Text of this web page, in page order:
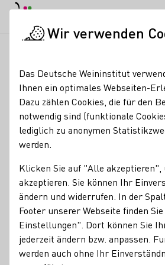
Gönnheimer
Kulturtage
Wir laden Sie alle ganz herzlich ein
Gönnheimer Wein- und Kulturtagen
WineStreetArt-Festivalund dem in
einmaligen4. Pfälzer Comic-Salon.
Vom 2. - 6. Juli 2026 bieten wir Ihnen
und abwechslungsreiche
Wir verwenden
Das Deutsche Weininstitut
Ihnen ein optimales Webseiten-
Dazu zählen Cookies, die für den
notwendig sind (funktionale
lediglich zu anonymen
werden.
Klicken Sie auf "Alle akzeptieren",
akzeptieren. Sie können Ihr
ändern und widerrufen. In der
Footer unserer Webseite finden
Einstellungen". Dort können Sie
jederzeit ändern bzw. anpassen.
werden auch ohne Ihr